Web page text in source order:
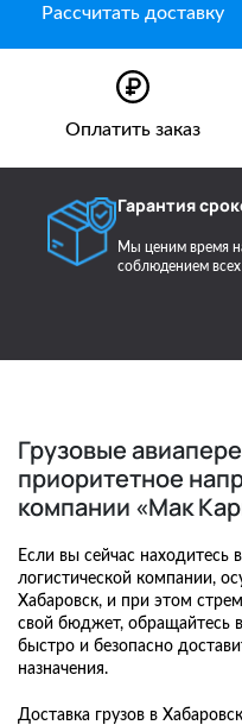
Рассчитать доставку
Оплатить заказ
Гарантия
Мы ценим время
соблюдением всех
Грузовые
приоритетное
компании «Мак
Если вы сейчас находитесь
логистической компании,
Хабаровск, и при этом
свой бюджет, обращайтесь
быстро и безопасно
назначения.
Доставка грузов в